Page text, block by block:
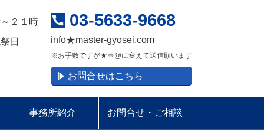
２１時
日
03-5633-9668
info★master-gyosei.com
※お手数ですが★⇒@に変えて送信願います
お問合せはこちら
事務所紹介 お問合せ・ご相談